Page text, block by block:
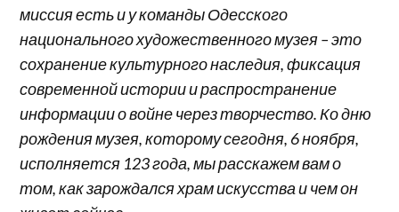
миссия есть и у команды Одесского
национального художественного музея – это
сохранение культурного наследия, фиксация
современной истории и распространение
информации о войне через творчество. Ко дню
рождения музея, которому сегодня, 6 ноября,
исполняется 123 года, мы расскажем вам о
том, как зарождался храм искусства и чем он